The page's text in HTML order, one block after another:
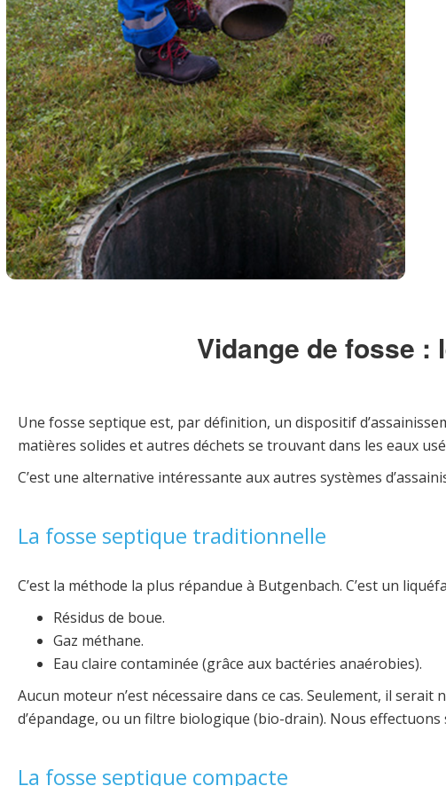
Vidange de fosse
Une fosse septique est, par définition, un dispositif
matières solides et autres déchets se trouvant dans les eaux
C’est une alternative intéressante aux autres systèmes
La fosse septique traditionnelle
C’est la méthode la plus répandue à Butgenbach. C’est un
Résidus de boue.
Gaz méthane.
Eau claire contaminée (grâce aux bactéries anaérobies).
Aucun moteur n’est nécessaire dans ce cas. Seulement, il
d’épandage, ou un filtre biologique (bio-drain). Nous
La fosse septique compacte